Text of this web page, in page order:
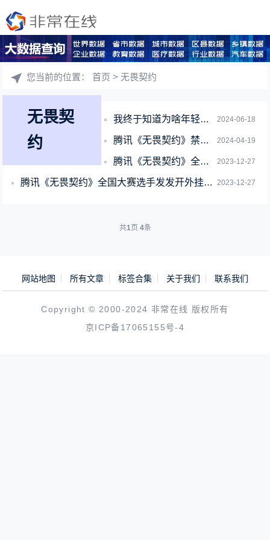
您当前的位置：首页 > 无畏契约
无畏契
约
2024-06-18
我终于知道为啥年轻人爱玩瓦了
2024-04-19
腾讯《无畏契约》禁止使用USB盒子、VMware：可能会封号！
2023-12-27
腾讯《无畏契约》全国大赛选手发发开外挂被官方实锤：终身禁赛！
2023-12-27
腾讯《无畏契约》全国大赛选手发发开外挂被官方实锤：终生禁赛！
共1页 4条
网站地图 所有文章 标签合集 关于我们 联系我们
Copyright © 2000-2024 非常在线 版权所有
京ICP备17065155号-4